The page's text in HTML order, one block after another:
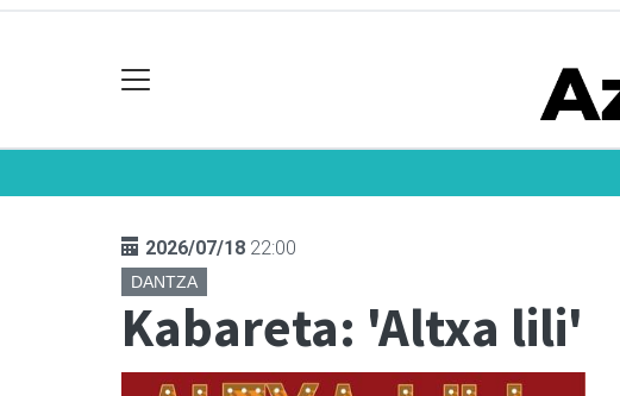
2026/07/18 22:00
DANTZA
Kabareta: 'Altxa lili'